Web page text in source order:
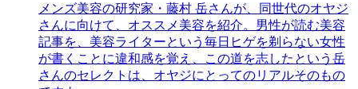
メンズ美容の研究家・藤村 岳さんが、同世代のオヤジ
さんに向けて、オススメ美容を紹介。男性が読む美容
記事を、美容ライターという毎日ヒゲを剃らない女性
が書くことに違和感を覚え、この道を志したという岳
さんのセレクトは、オヤジにとってのリアルそのもの